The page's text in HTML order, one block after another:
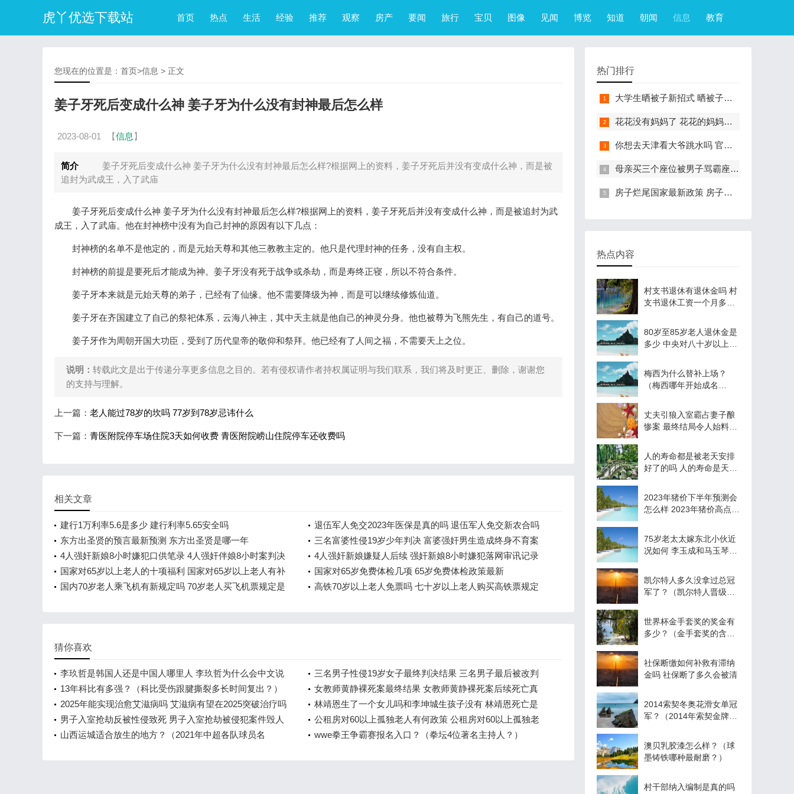
虎丫优选下载站 首页 热点 生活 经验 推荐 观察 房产 要闻 旅行 宝贝 图像 见闻 博览 知道 朝闻 信息 教育
您现在的位置是： 首页>信息 > 正文
姜子牙死后变成什么神 姜子牙为什么没有封神最后怎么样
2023-08-01 【信息 】
简介
姜子牙死后变成什么神 姜子牙为什么没有封神最后怎么样?根据网上的资料，姜子牙死后并没有变成什么神，而是被
追封为武成王，入了武庙
姜子牙死后变成什么神 姜子牙为什么没有封神最后怎么样?根据网上的资料，姜子牙死后并没有变成什么神，而是被追封为武
成王，入了武庙。他在封神榜中没有为自己封神的原因有以下几点：
封神榜的名单不是他定的，而是元始天尊和其他三教教主定的。他只是代理封神的任务，没有自主权。
封神榜的前提是要死后才能成为神。姜子牙没有死于战争或杀劫，而是寿终正寝，所以不符合条件。
姜子牙本来就是元始天尊的弟子，已经有了仙缘。他不需要降级为神，而是可以继续修炼仙道。
姜子牙在齐国建立了自己的祭祀体系，云海八神主，其中天主就是他自己的神灵分身。他也被尊为飞熊先生，有自己的道号。
姜子牙作为周朝开国大功臣，受到了历代皇帝的敬仰和祭拜。他已经有了人间之福，不需要天上之位。
说明： 转载此文是出于传递分享更多信息之目的。若有侵权请作者持权属证明与我们联系，我们将及时更正、删除，谢谢您
的支持与理解。
上一篇： 老人能过78岁的坎吗 77岁到78岁忌讳什么
下一篇： 青医附院停车场住院3天如何收费 青医附院崂山住院停车还收费吗
相关文章
建行1万利率5.6是多少 建行利率5.65安全吗
退伍军人免交2023年医保是真的吗 退伍军人免交新农合吗
东方出圣贤的预言最新预测 东方出圣贤是哪一年
三名富婆性侵19岁少年判决 富婆强奸男生造成终身不育案
后续怎么样
4人强奸新娘8小时嫌犯口供笔录 4人强奸伴娘8小时案判决
结果如何
4人强奸新娘嫌疑人后续 强奸新娘8小时嫌犯落网审讯记录
是什么
国家对65岁以上老人的十项福利 国家对65岁以上老人有补
贴吗
国家对65岁免费体检几项 65岁免费体检政策最新
国内70岁老人乘飞机有新规定吗 70岁老人买飞机票规定是
高铁70岁以上老人免票吗 七十岁以上老人购买高铁票规定
猜你喜欢
李玖哲是韩国人还是中国人哪里人 李玖哲为什么会中文说
那么好
三名男子性侵19岁女子最终判决结果 三名男子最后被改判
了吗
13年科比有多强？（科比受伤跟腱撕裂多长时间复出？）
女教师黄静裸死案最终结果 女教师黄静裸死案后续死亡真
相是什么
2025年能实现治愈艾滋病吗 艾滋病有望在2025突破治疗吗
林靖恩生了一个女儿吗和李坤城生孩子没有 林靖恩死亡是
真的吗最新消息
男子入室抢劫反被性侵致死 男子入室抢劫被侵犯案件毁人
三观
公租房对60以上孤独老人有何政策 公租房对60以上孤独老
人有何照顾
山西运城适合放生的地方？（2021年中超各队球员名
wwe拳王争霸赛报名入口？（拳坛4位著名主持人？）
热门排行
大学生晒被子新招式 晒被子新花样实在太机智
花花没有妈妈了 花花的妈妈是哪只大熊猫
你想去天津看大爷跳水吗 官方回应天津大爷跳水成打卡点
母亲买三个座位被男子骂霸座 女子买3个座位被无座大爷骂哭怎么回事
房子烂尾国家最新政策 房子烂尾了该找哪个部门解决?
热点内容
村支书退休有退休金吗 村
支书退休工资一个月多少
80岁至85岁老人退休金是
多少 中央对八十岁以上老
梅西为什么替补上场？
（梅西哪年开始成名
丈夫引狼入室霸占妻子酿
惨案 最终结局令人始料未
人的寿命都是被老天安排
好了的吗 人的寿命是天定
2023年猪价下半年预测会
怎么样 2023年猪价高点在
75岁老太太嫁东北小伙近
况如何 李玉成和马玉琴现
凯尔特人多久没拿过总冠
军了？（凯尔特人晋级总
世界杯金手套奖的奖金有
多少？（金手套奖的含金
社保断缴如何补救有滞纳
金吗 社保断了多久会被清
2014索契冬奥花滑女单冠
军？（2014年索契金牌数
澳贝乳胶漆怎么样？（球
墨铸铁哪种最耐磨？）
村干部纳入编制是真的吗